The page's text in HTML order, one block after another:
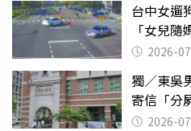
台中女遛
「女兒
致死判9月
2026-
獨／東吳
寄信「分
關 2026-